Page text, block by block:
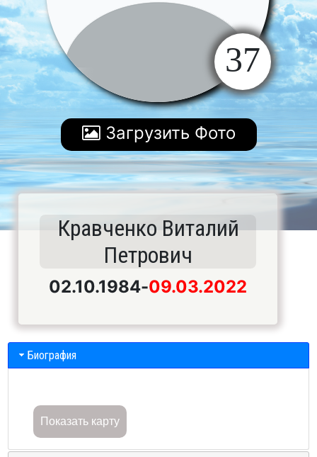
37
Загрузить Фото
Кравченко Виталий
Петрович
02.10.1984-09.03.2022
Биография
Показать карту